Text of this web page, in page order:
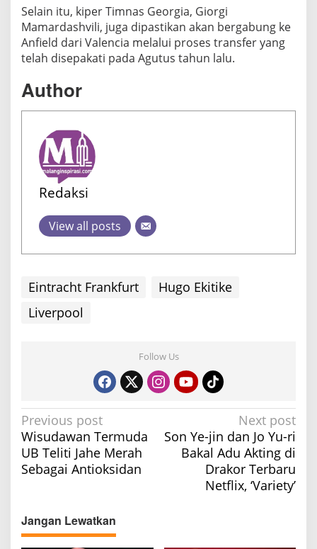
r
o
m
b
e
p
a
Selain itu, kiper Timnas Georgia, Giorgi
Mamardashvili, juga dipastikan akan bergabung ke
Anfield dari Valencia melalui proses transfer yang
telah disepakati pada Agutus tahun lalu.
Author
Redaksi
View all posts
Eintracht Frankfurt
Hugo Ekitike
Liverpool
Follow Us
P
o
s
t
a
v
Previous post
Wisudawan Termuda
UB Teliti Jahe Merah
Sebagai Antioksidan
Next post
Son Ye-jin dan Jo Yu-ri
Bakal Adu Akting di
Drakor Terbaru
Netflix, ‘Variety’
Jangan Lewatkan